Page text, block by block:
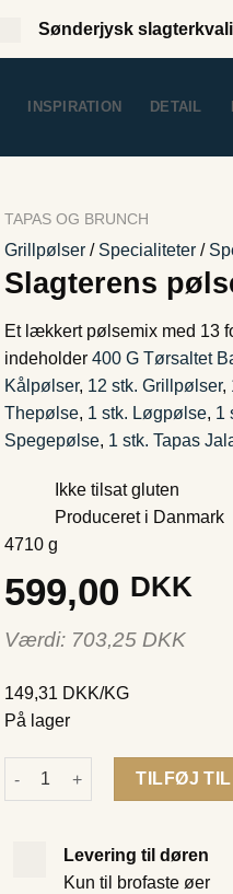
Sønderjysk
INSPIRATION DETAIL
TAPAS OG BRUNCH
Grillpølser / Specialiteter /
Slagterens
Et lækkert pølsemix med 13
indeholder 400 G Tørsaltet
Kålpølser, 12 stk. Grillpølser,
Thepølse, 1 stk. Løgpølse, 1
Spegepølse, 1 stk. Tapas
Ikke tilsat gluten
Produceret i Danmark
4710 g
599,00 DKK
Værdi: 703,25 DKK
149,31 DKK/KG
På lager
Slagterens pølsemix antal
TILFØJ
Levering til døren
Kun til brofaste øer